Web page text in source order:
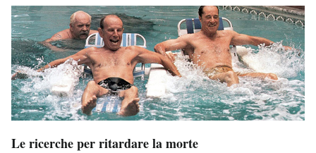
Le ricerche per ritardare la morte